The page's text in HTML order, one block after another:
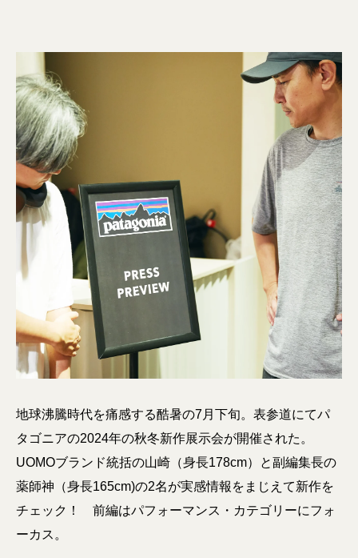
地球沸騰時代を痛感する酷暑の7月下旬。表参道にてパ
タゴニアの2024年の秋冬新作展示会が開催された。
UOMOブランド統括の山崎（身長178cm）と副編集長の
薬師神（身長165cm)の2名が実感情報をまじえて新作を
チェック！ 前編はパフォーマンス・カテゴリーにフォ
ーカス。